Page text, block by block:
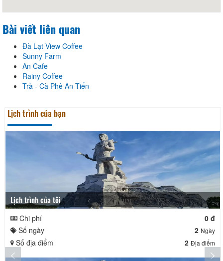
Bài viết liên quan
Đà Lạt View Coffee
Sunny Farm
An Cafe
Rainy Coffee
Trà - Cà Phê An Tiến
Lịch trình của bạn
Lịch trình của tôi
Chi phí
0 đ
Số ngày
2 Ngày
Số địa điểm 2 Địa điểm